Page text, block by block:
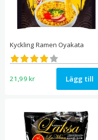
Kyckling Ramen Oyakata
Betygsatt
3.92
av 5
21,99 kr Lägg till